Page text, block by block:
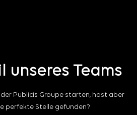
unseres Teams
Publicis Groupe starten, hast aber
perfekte Stelle gefunden?